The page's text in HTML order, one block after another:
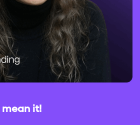
mean it!